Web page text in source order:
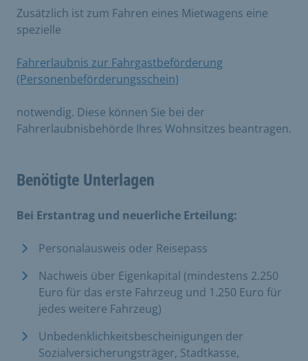
Zusätzlich ist zum Fahren eines Mietwagens eine
spezielle
Fahrerlaubnis zur Fahrgastbeförderung
(Personenbeförderungsschein)
notwendig. Diese können Sie bei der
Fahrerlaubnisbehörde Ihres Wohnsitzes beantragen.
Benötigte Unterlagen
Bei Erstantrag und neuerliche Erteilung:
Personalausweis oder Reisepass
Nachweis über Eigenkapital (mindestens 2.250
Euro für das erste Fahrzeug und 1.250 Euro für
jedes weitere Fahrzeug)
Unbedenklichkeitsbescheinigungen der
Sozialversicherungsträger, Stadtkasse,